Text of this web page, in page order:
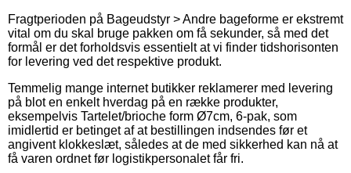
Fragtperioden på Bageudstyr > Andre bageforme er ekstremt
vital om du skal bruge pakken om få sekunder, så med det
formål er det forholdsvis essentielt at vi finder tidshorisonten
for levering ved det respektive produkt.
Temmelig mange internet butikker reklamerer med levering
på blot en enkelt hverdag på en række produkter,
eksempelvis Tartelet/brioche form Ø7cm, 6-pak, som
imidlertid er betinget af at bestillingen indsendes før et
angivent klokkeslæt, således at de med sikkerhed kan nå at
få varen ordnet før logistikpersonalet får fri.